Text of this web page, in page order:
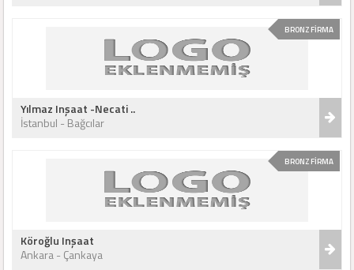
BRONZ FİRMA
Yılmaz Inşaat -Necati ..
İstanbul - Bağcılar
BRONZ FİRMA
Köroğlu Inşaat
Ankara - Çankaya